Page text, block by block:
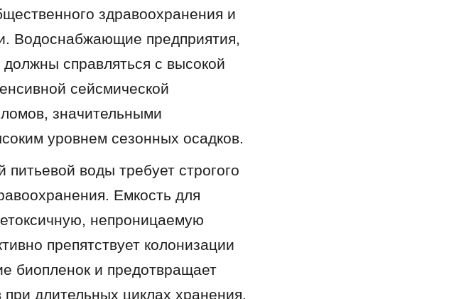
здравоохранения и
Водоснабжающие предприятия,
справляться с высокой
сейсмической
значительными
уровнем сезонных осадков.
воды требует строгого
Емкость для
непроницаемую
препятствует колонизации
биопленок и предотвращает
длительных циклах хранения.